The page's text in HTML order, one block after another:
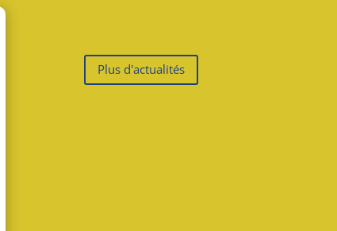
Plus d'actualités